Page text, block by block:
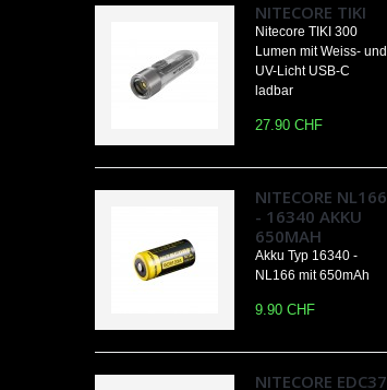
NITECORE TIKI
Nitecore TIKI 300
Lumen mit Weiss- und
UV-Licht USB-C
ladbar
27.90 CHF
NITECORE NL166
- 16340 AKKU
650MAH
Akku Typ 16340 -
NL166 mit 650mAh
9.90 CHF
NITECORE EDC37